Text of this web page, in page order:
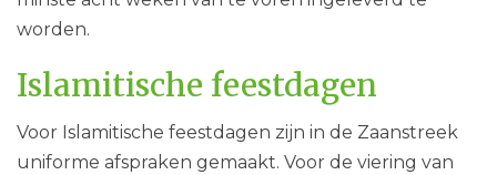
worden.
Islamitische feestdagen
Voor Islamitische feestdagen zijn in de Zaanstreek
uniforme afspraken gemaakt. Voor de viering van